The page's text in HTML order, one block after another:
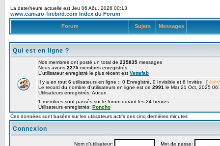
La date/heure actuelle est Jeu 06 Aôu, 2026 00:13
www.camaro-firebird.com Index du Forum
Forum Sujets Messages
Qui est en ligne ?
Nos membres ont posté un total de 235835 messages
Nous avons 2275 membres enregistrés
L'utilisateur enregistré le plus récent est Vettefab
Il y a en tout 6 utilisateurs en ligne :: 0 Enregistré, 0 Invisible et 6 Invités [
Le record du nombre d'utilisateurs en ligne est de 2991 le Mar 21 Oct, 2025
Utilisateurs enregistrés: Aucun
1 membres sont passés sur le forum durant les 24 heures :
Utilisateurs enregistrés: Poncho
Ces données sont basées sur les utilisateurs actifs des cinq dernières minutes
Connexion
Nom d'utilisateur: Mot de passe: